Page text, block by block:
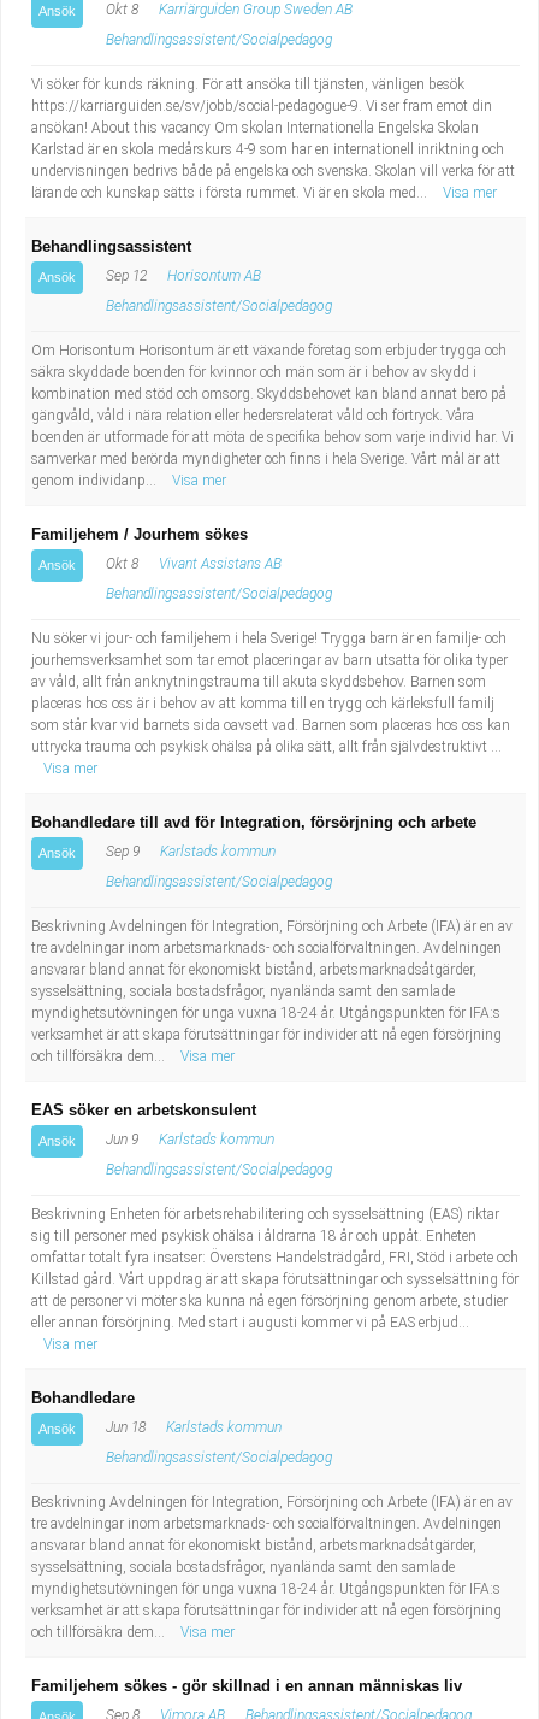
Ansök Okt 8
Karriärguiden Group Sweden AB
Behandlingsassistent/Socialpedagog
Vi söker för kunds räkning. För att ansöka till tjänsten, vänligen besök
https://karriarguiden.se/sv/jobb/social-pedagogue-9. Vi ser fram emot din
ansökan! About this vacancy Om skolan Internationella Engelska Skolan
Karlstad är en skola medårskurs 4-9 som har en internationell inriktning och
undervisningen bedrivs både på engelska och svenska. Skolan vill verka för att
lärande och kunskap sätts i första rummet. Vi är en skola med...
Visa mer
Behandlingsassistent
Ansök Sep 12
Horisontum AB
Behandlingsassistent/Socialpedagog
Om Horisontum Horisontum är ett växande företag som erbjuder trygga och
säkra skyddade boenden för kvinnor och män som är i behov av skydd i
kombination med stöd och omsorg. Skyddsbehovet kan bland annat bero på
gängvåld, våld i nära relation eller hedersrelaterat våld och förtryck. Våra
boenden är utformade för att möta de specifika behov som varje individ har. Vi
samverkar med berörda myndigheter och finns i hela Sverige. Vårt mål är att
genom individanp...
Visa mer
Familjehem / Jourhem sökes
Ansök Okt 8
Vivant Assistans AB
Behandlingsassistent/Socialpedagog
Nu söker vi jour- och familjehem i hela Sverige! Trygga barn är en familje- och
jourhemsverksamhet som tar emot placeringar av barn utsatta för olika typer
av våld, allt från anknytningstrauma till akuta skyddsbehov. Barnen som
placeras hos oss är i behov av att komma till en trygg och kärleksfull familj
som står kvar vid barnets sida oavsett vad. Barnen som placeras hos oss kan
uttrycka trauma och psykisk ohälsa på olika sätt, allt från självdestruktivt ...
Visa mer
Bohandledare till avd för Integration, försörjning och arbete
Ansök Sep 9
Karlstads kommun
Behandlingsassistent/Socialpedagog
Beskrivning Avdelningen för Integration, Försörjning och Arbete (IFA) är en av
tre avdelningar inom arbetsmarknads- och socialförvaltningen. Avdelningen
ansvarar bland annat för ekonomiskt bistånd, arbetsmarknadsåtgärder,
sysselsättning, sociala bostadsfrågor, nyanlända samt den samlade
myndighetsutövningen för unga vuxna 18-24 år. Utgångspunkten för IFA:s
verksamhet är att skapa förutsättningar för individer att nå egen försörjning
och tillförsäkra dem...
Visa mer
EAS söker en arbetskonsulent
Ansök Jun 9
Karlstads kommun
Behandlingsassistent/Socialpedagog
Beskrivning Enheten för arbetsrehabilitering och sysselsättning (EAS) riktar
sig till personer med psykisk ohälsa i åldrarna 18 år och uppåt. Enheten
omfattar totalt fyra insatser: Överstens Handelsträdgård, FRI, Stöd i arbete och
Killstad gård. Vårt uppdrag är att skapa förutsättningar och sysselsättning för
att de personer vi möter ska kunna nå egen försörjning genom arbete, studier
eller annan försörjning. Med start i augusti kommer vi på EAS erbjud...
Visa mer
Bohandledare
Ansök Jun 18
Karlstads kommun
Behandlingsassistent/Socialpedagog
Beskrivning Avdelningen för Integration, Försörjning och Arbete (IFA) är en av
tre avdelningar inom arbetsmarknads- och socialförvaltningen. Avdelningen
ansvarar bland annat för ekonomiskt bistånd, arbetsmarknadsåtgärder,
sysselsättning, sociala bostadsfrågor, nyanlända samt den samlade
myndighetsutövningen för unga vuxna 18-24 år. Utgångspunkten för IFA:s
verksamhet är att skapa förutsättningar för individer att nå egen försörjning
och tillförsäkra dem...
Visa mer
Familjehem sökes - gör skillnad i en annan människas liv
Sep 8 Vimora AB Behandlingsassistent/Socialpedagog